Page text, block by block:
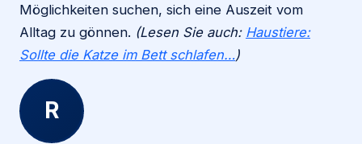
Möglichkeiten suchen, sich eine Auszeit vom
Alltag zu gönnen. (Lesen Sie auch: Haustiere:
Sollte die Katze im Bett schlafen…)
R